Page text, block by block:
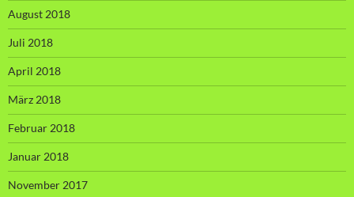
August 2018
Juli 2018
April 2018
März 2018
Februar 2018
Januar 2018
November 2017